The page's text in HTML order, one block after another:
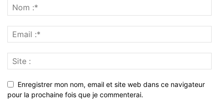
Enregistrer mon nom, email et site web dans ce navigateur
pour la prochaine fois que je commenterai.